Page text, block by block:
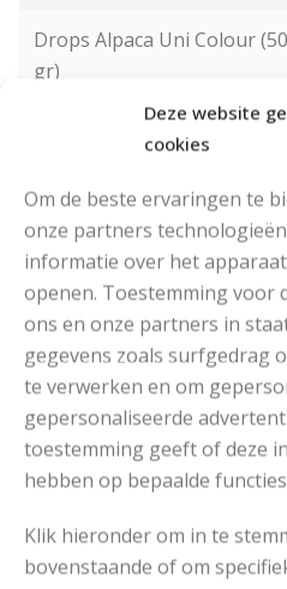
Deze website
cookies
Om de beste ervaringen te
onze partners
informatie over het
openen. Toestemming voor
ons en onze partners in
gegevens zoals surfgedrag
te verwerken en om
gepersonaliseerde
toestemming geeft of deze
hebben op bepaalde
Klik hieronder om in te
bovenstaande of om
Drops Alpaca Uni Colour (50
gr)
Drops Alpaca Mix (50 gr)
*De garens worden verkocht
wij garens verkopen. Dus je
ons, maar dan op een andere
Het